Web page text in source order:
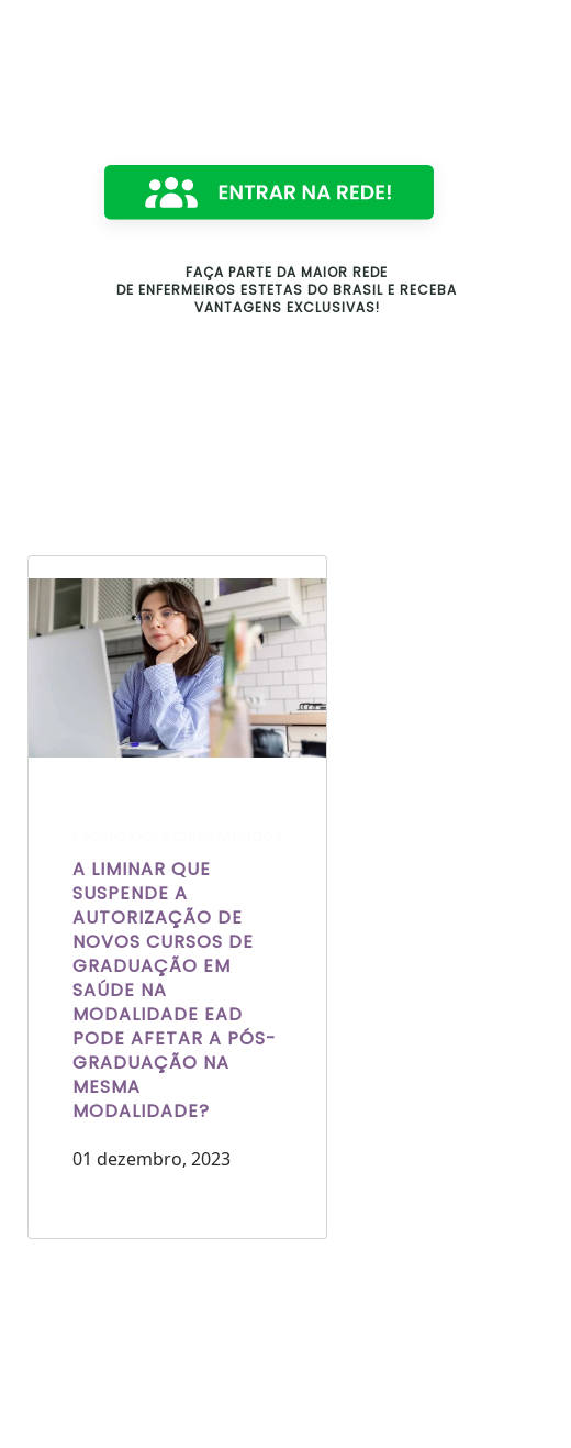
FAÇA PARTE DA MAIOR REDE
DE ENFERMEIROS ESTETAS DO BRASIL E RECEBA
VANTAGENS EXCLUSIVAS!
A LIMINAR QUE
SUSPENDE A
AUTORIZAÇÃO DE
NOVOS CURSOS DE
GRADUAÇÃO EM
SAÚDE NA
MODALIDADE EAD
PODE AFETAR A PÓS-
GRADUAÇÃO NA
MESMA
MODALIDADE?
01 dezembro, 2023